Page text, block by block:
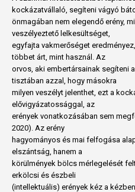
kockázatvállaló, segíteni vágyó
önmagában nem elegendő erény,
veszélyeztető lelkesültséget,
egyfajta vakmerőséget
többet árt, mint használ. Az
orvos, aki embertársainak segíteni
tisztában azzal, hogy másokra
milyen veszélyt jelenthet, ezt a
elővigyázatossággal, az
erények vonatkozásában sem
2020). Az erény
hagyományos és mai felfogása
elszántság, hanem a
körülmények bölcs mérlegelését
erkölcsi és észbeli
(intellektuális) erények kéz a